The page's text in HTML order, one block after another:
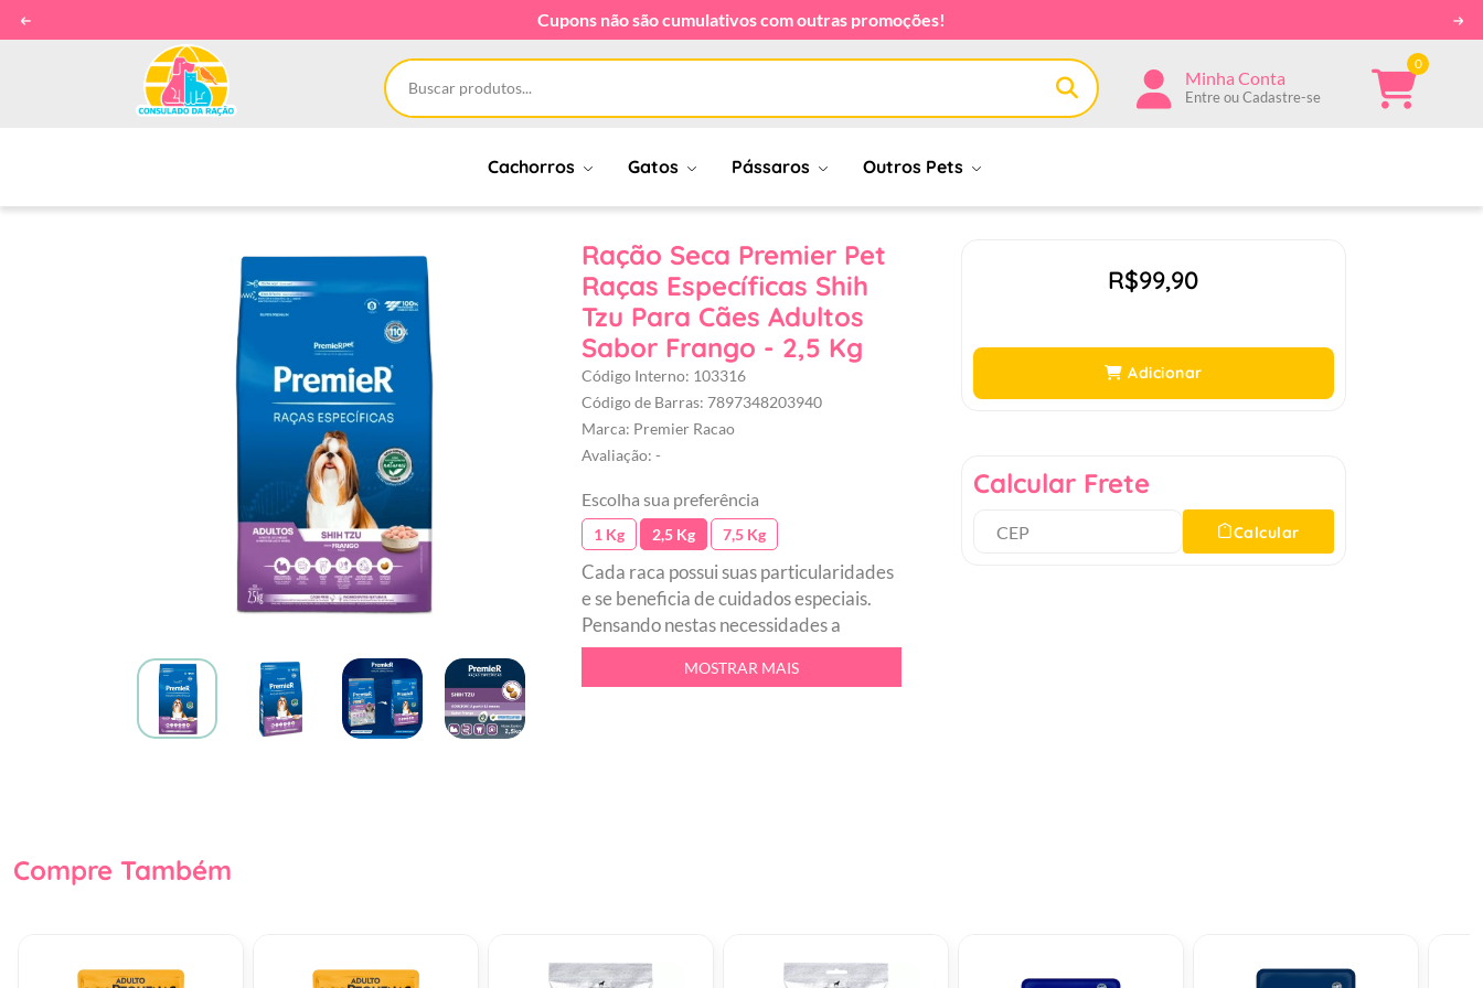
Cupons não são cumulativos com outras promoções!
Minha Conta
Entre ou Cadastre-se
0
Cachorros Gatos Pássaros Outros Pets
Ração Seca Premier Pet
Raças Específicas Shih
Tzu Para Cães Adultos
Sabor Frango - 2,5 Kg
Código Interno: 103316
Código de Barras: 7897348203940
Marca: Premier Racao
Avaliação: -
Escolha sua preferência
1 Kg 2,5 Kg 7,5 Kg
Cada raca possui suas particularidades
e se beneficia de cuidados especiais.
Pensando nestas necessidades a
PremieR Pet criou PremieR Racas
Especificas, a primeira linha mundial de
formulada a partir deste conceito e
MOSTRAR MAIS
R$99,90
Adicionar
Calcular Frete
Calcular
Compre Também